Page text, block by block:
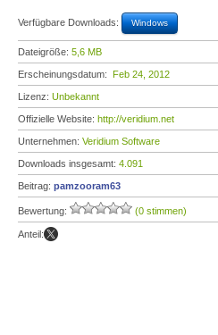
Verfügbare Downloads: Windows
Dateigröße: 5,6 MB
Erscheinungsdatum: Feb 24, 2012
Lizenz: Unbekannt
Offizielle Website: http://veridium.net
Unternehmen: Veridium Software
Downloads insgesamt: 4.091
Beitrag: pamzooram63
Bewertung: (0 stimmen)
Anteil: